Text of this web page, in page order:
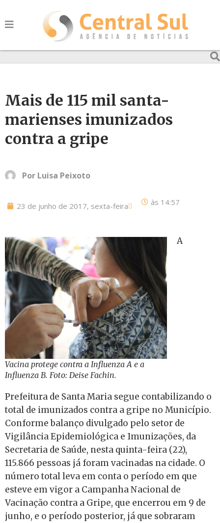
Mais de 115 mil santa-
marienses imunizados
contra a gripe
Por Luisa Peixoto
23 de junho de 2017, sexta-feira às 14:57
Vacina protege contra a Influenza A e a
Influenza B. Foto: Deise Fachin.
A
Prefeitura de Santa Maria segue contabilizando o
total de imunizados contra a gripe no Município.
Conforme balanço divulgado pelo setor de
Vigilância Epidemiológica e Imunizações, da
Secretaria de Saúde, nesta quinta-feira (22),
115.866 pessoas já foram vacinadas na cidade. O
número total leva em conta o período em que
esteve em vigor a Campanha Nacional de
Vacinação contra a Gripe, que encerrou em 9 de
junho, e o período posterior, já que sobraram